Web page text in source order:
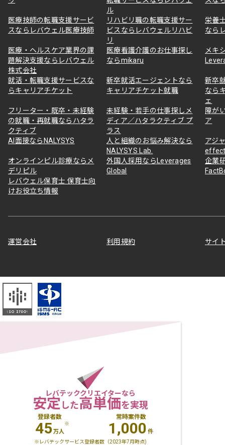
ル
医療技師の転職支援サービ
スならレバウェル医療技師
リハビリ職の転職支援サー
ビスならレバウェルリハビ
リ
栄養
なら
医療・ヘルスケア業界の課
題解決支援ならレバウェル
株式会社
医療看護介護のお仕事探し
ならmikaru
メキ
就活・転職支援サービスな
らキャリアチケット
新卒就活エージェントなら
キャリアチケット就職
新卒
なら
ェ
フリーター・既卒・未経験
の就職・再就職ならハタラ
クティブ
未経験・若手の仕事探しメ
ディア／ハタラクティブ プ
ラス
障が
ア
AI面接ならNALYSYS
人と組織のお悩み解決なら
NALYSYS Lab.
アジ
オンラインピル診療ならメ
デリピル
外国人採用ならLeverages
Global
企業
レバウェル保育士 保育士向
けお役立ち情報
運営会社 利用規約 サイ
レバテッククリエイターなら
安定した高単価を実現
登録者数
45万人
※
常時案件数
1,000 件
※レバテックサービス登録者数（2023年7月時点)